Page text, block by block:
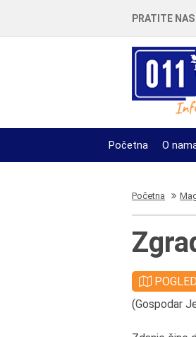
PRATITE NAS
Početna O
Početna
(Gospodar